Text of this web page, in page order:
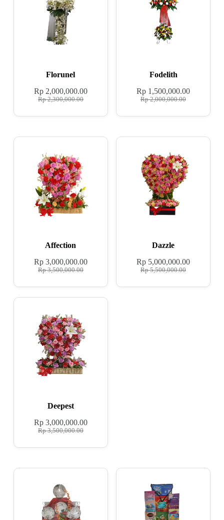
Florunel
Rp2,300,000.00
Rp2,000,000.00
Fodelith
Rp2,000,000.00
Rp 1,500,000.00
Affection
Rp3,500,000.00
Rp3,000,000.00
Dazzle
Rp5,500,000.00
Rp 5,000,000.00
Deepest
Rp3,500,000.00
Rp3,000,000.00